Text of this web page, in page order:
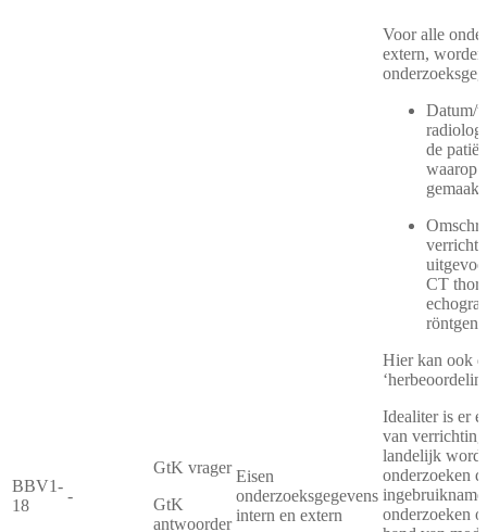
BBV1-
18
-
GtK vrager
GtK
antwoorder
Eisen
onderzoeksgegevens
intern en extern
Voor alle
extern,
Datum/
de
waarop
gemaakt.
CT
Hier kan ook
Idealiter is er
van
landelijk
onderzoeken
onderzoeken